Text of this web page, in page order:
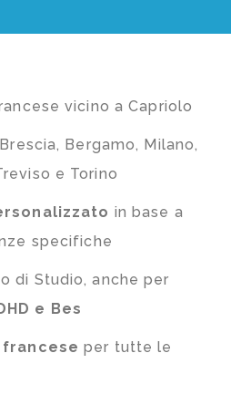
vicino a Capriolo
Bergamo, Milano,
e Torino
in base a
specifiche
di Studio, anche per
e Bes
per tutte le